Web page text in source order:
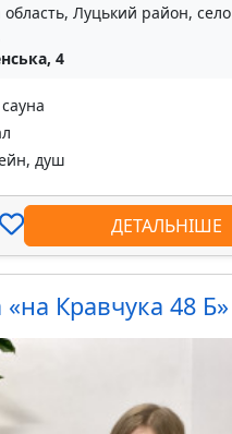
область, Луцький район, село
4
душ
ДЕТАЛЬНІШЕ
«‎на Кравчука 48 Б»